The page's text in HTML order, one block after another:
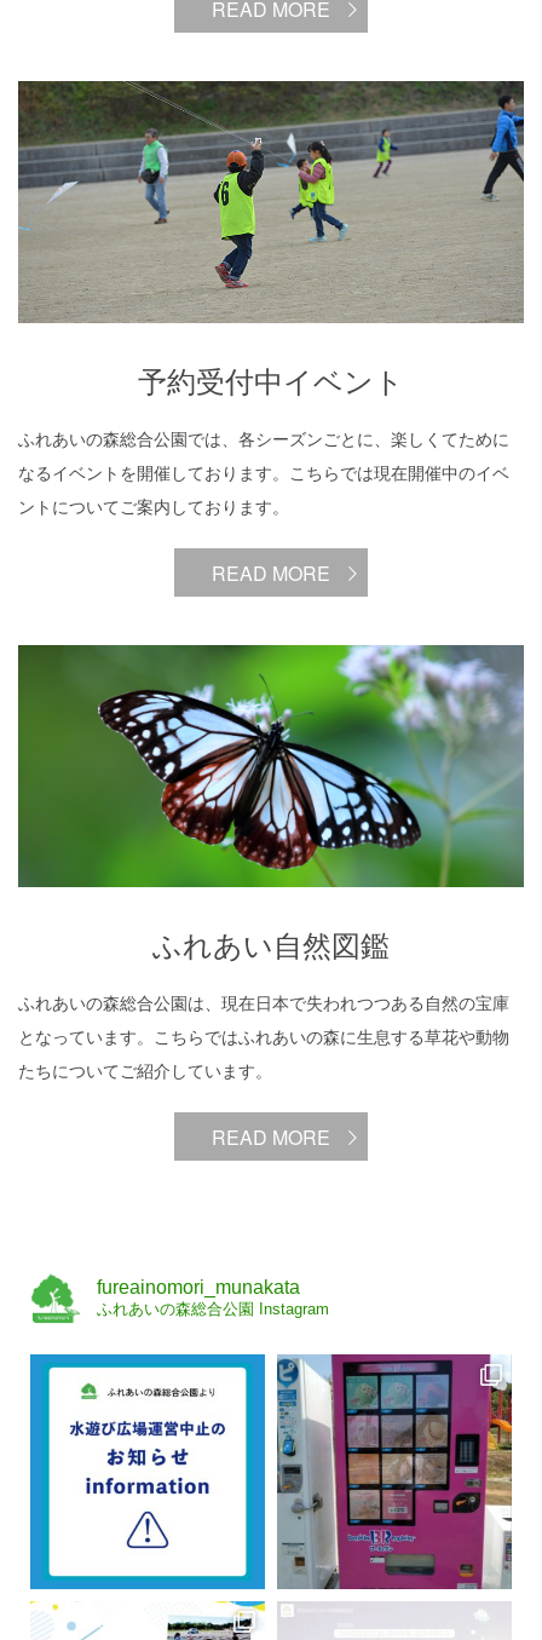
READ MORE
予約受付中イベント
予約受付中イベント
ふれあいの森総合公園では、各シーズンごとに、楽しくてために
なるイベントを開催しております。こちらでは現在開催中のイベ
ントについてご案内しております。
READ MORE
ふれあい自然図鑑
ふれあい自然図鑑
ふれあいの森総合公園は、現在日本で失われつつある自然の宝庫
となっています。こちらではふれあいの森に生息する草花や動物
たちについてご紹介しています。
READ MORE
fureainomori_munakata
ふれあいの森総合公園 Instagram